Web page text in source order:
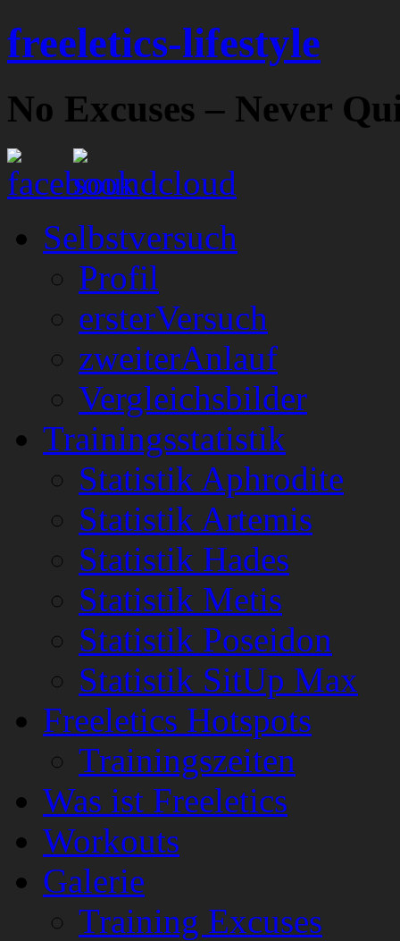
freeletics-lifestyle
No Excuses – Never
Selbstversuch
Profil
ersterVersuch
zweiterAnlauf
Vergleichsbilder
Trainingsstatistik
Statistik Aphrodite
Statistik Artemis
Statistik Hades
Statistik Metis
Statistik Poseidon
Statistik SitUp Max
Freeletics Hotspots
Trainingszeiten
Was ist Freeletics
Workouts
Galerie
Training Excuses